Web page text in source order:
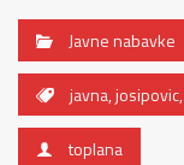
Javne nabavke
javna,josipovic,
toplana